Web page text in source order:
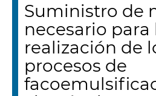
Suministro de
necesario para
realización de
procesos de